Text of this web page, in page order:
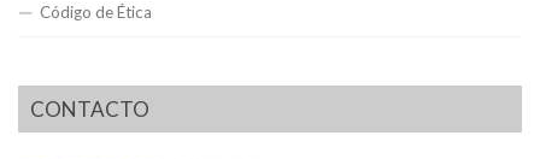
Código de Ética
CONTACTO